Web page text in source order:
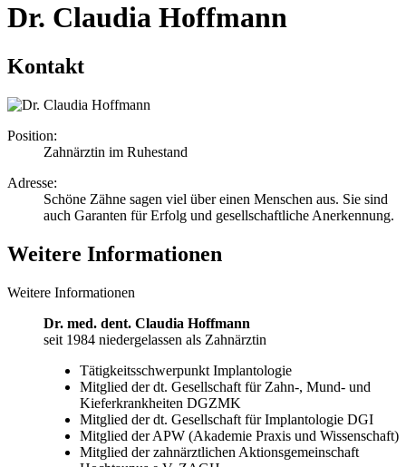
Dr. Claudia Hoffmann
Kontakt
Position:
Zahnärztin im Ruhestand
Adresse:
Schöne Zähne sagen viel über einen Menschen aus. Sie sind
auch Garanten für Erfolg und gesellschaftliche Anerkennung.
Weitere Informationen
Weitere Informationen
Dr. med. dent. Claudia Hoffmann
seit 1984 niedergelassen als Zahnärztin
Tätigkeitsschwerpunkt Implantologie
Mitglied der dt. Gesellschaft für Zahn-, Mund- und
Kieferkrankheiten DGZMK
Mitglied der dt. Gesellschaft für Implantologie DGI
Mitglied der APW (Akademie Praxis und Wissenschaft)
Mitglied der zahnärztlichen Aktionsgemeinschaft